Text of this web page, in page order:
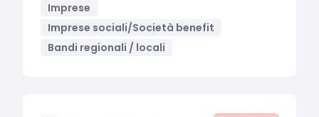
Imprese
Imprese sociali/Società benefit
Bandi regionali / locali